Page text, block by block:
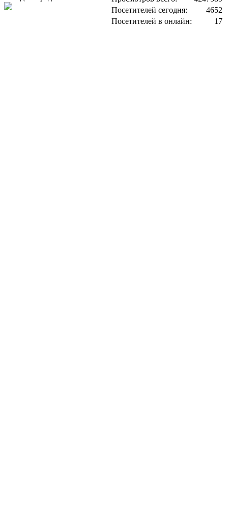
Посетителей сегодня:
4652
Посетителей в онлайн:
17